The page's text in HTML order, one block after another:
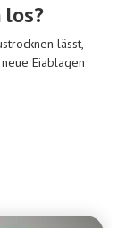
los?
lässt,
Eiablagen